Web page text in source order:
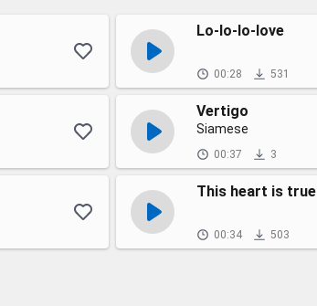
Lo-lo-lo-love
00:28 531
Vertigo
Siamese
00:37 3
This heart is true
00:34 503